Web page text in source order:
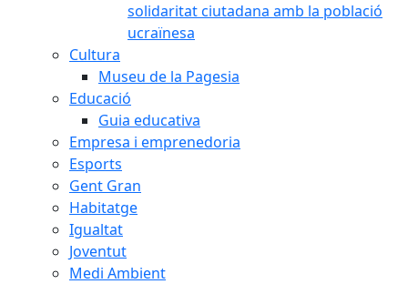
solidaritat ciutadana amb la població
ucraïnesa
Cultura
Museu de la Pagesia
Educació
Guia educativa
Empresa i emprenedoria
Esports
Gent Gran
Habitatge
Igualtat
Joventut
Medi Ambient